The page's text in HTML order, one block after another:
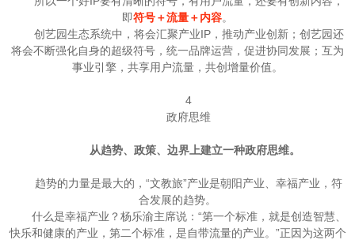
即符号＋流量＋内容。
创艺园生态系统中，将会汇聚产业IP，推动产业创新；创艺园还
将会不断强化自身的超级符号，统一品牌运营，促进协同发展；互为
事业引擎，共享用户流量，共创增量价值。
4
政府思维
从趋势、政策、边界上建立一种政府思维。
趋势的力量是最大的，“文教旅”产业是朝阳产业、幸福产业，符
合发展的趋势。
什么是幸福产业？杨乐渝主席说：“第一个标准，就是创造智慧、
快乐和健康的产业，第二个标准，是自带流量的产业。”正因为这两个